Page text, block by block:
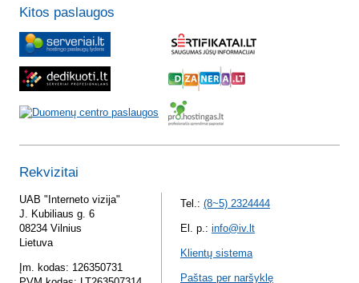
Kitos paslaugos
Rekvizitai
UAB "Interneto vizija"
J. Kubiliaus g. 6
08234 Vilnius
Lietuva
Įm. kodas: 126350731
Tel.: (8~5) 2324444
El. p.: info@iv.lt
Klientų sistema
Paštas per naršyklę